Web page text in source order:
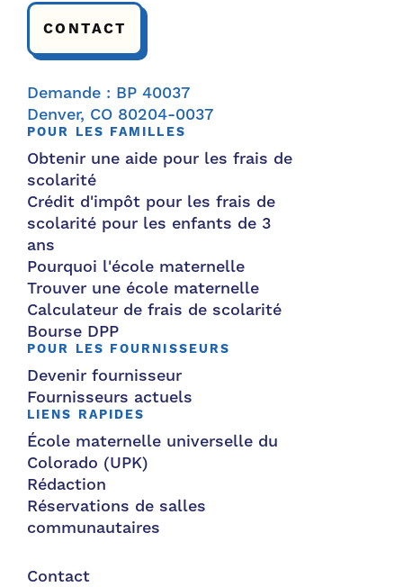
CONTACT
Demande : BP 40037
Denver, CO 80204-0037
POUR LES FAMILLES
Obtenir une aide pour les frais de
scolarité
Crédit d'impôt pour les frais de
scolarité pour les enfants de 3
ans
Pourquoi l'école maternelle
Trouver une école maternelle
Calculateur de frais de scolarité
Bourse DPP
POUR LES FOURNISSEURS
Devenir fournisseur
Fournisseurs actuels
LIENS RAPIDES
École maternelle universelle du
Colorado (UPK)
Rédaction
Réservations de salles
communautaires
Contact